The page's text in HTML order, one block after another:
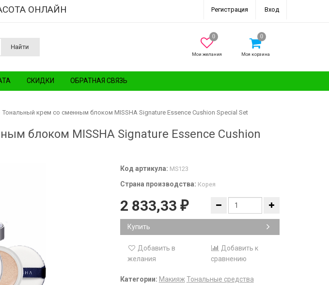
ОНЛАЙН Регистрация Вход
Найти
Мои желания Моя корзина
СКИДКИ ОБРАТНАЯ СВЯЗЬ
Тональный крем со сменным блоком MISSHA Signature Essence Cushion Special Set
блоком MISSHA Signature Essence Cushion
Код артикула: MS123
Страна производства: Корея
2 833,33 ₽
Купить
Добавить в
желания
Добавить к
сравнению
Категории: Макияж Тональные средства